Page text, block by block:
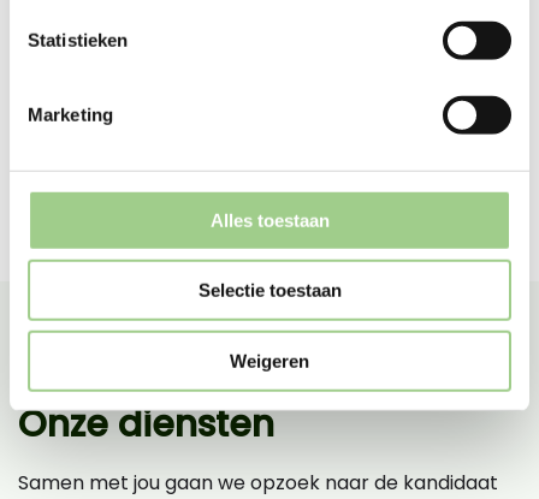
Statistieken
Marketing
Alles toestaan
Selectie toestaan
Weigeren
Onze diensten
Samen met jou gaan we opzoek naar de kandidaat